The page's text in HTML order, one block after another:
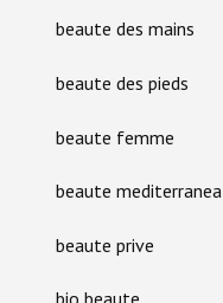
beaute des mains
beaute des pieds
beaute femme
beaute mediterranea
beaute prive